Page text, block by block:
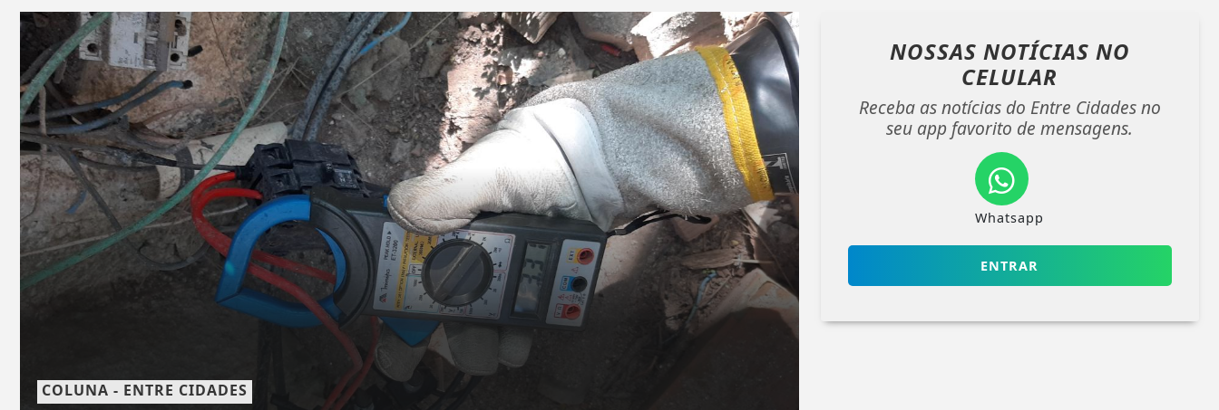
COLUNA - ENTRE CIDADES
NOSSAS NOTÍCIAS NO
CELULAR
Receba as notícias do Entre Cidades no
seu app favorito de mensagens.
Whatsapp
ENTRAR